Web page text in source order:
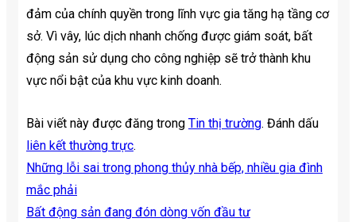
đảm của chính quyền trong lĩnh vực gia tăng hạ tầng cơ
sở. Vì vây, lúc dịch nhanh chống được giám soát, bất
động sản sử dụng cho công nghiệp sẽ trở thành khu
vực nổi bật của khu vực kinh doanh.
Bài viết này được đăng trong Tin thị trường. Đánh dấu
liên kết thường trực.
Những lỗi sai trong phong thủy nhà bếp, nhiều gia đình
mắc phải
Bất động sản đang đón dòng vốn đầu tư